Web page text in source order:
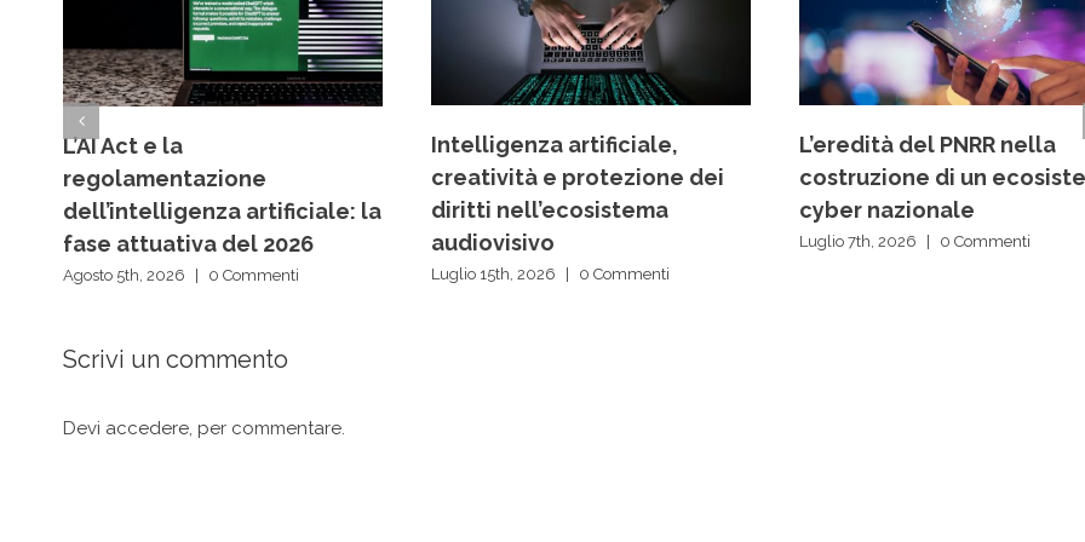
L’AI Act e la
regolamentazione
dell’intelligenza artificiale: la
fase attuativa del 2026
Agosto 5th, 2026 0 Commenti
Intelligenza artificiale,
creatività e protezione dei
diritti nell’ecosistema
audiovisivo
Luglio 15th, 2026 0 Commenti
L’eredità del PNRR nella
costruzione di un
cyber nazionale
Luglio 7th, 2026 0 Commenti
Scrivi un commento
Devi accedere, per commentare.